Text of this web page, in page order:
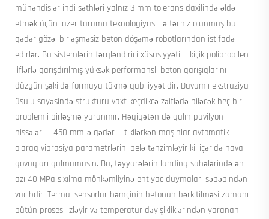
mühəndislər indi səthləri yalnız 3 mm tolerans daxilində əldə
etmək üçün lazer tarama texnologiyası ilə təchiz olunmuş bu
qədər gözəl birləşməsiz beton döşəmə robotlarından istifadə
edirlər. Bu sistemlərin fərqləndirici xüsusiyyəti — kiçik polipropilen
liflərlə qarışdırılmış yüksək performanslı beton qarışıqlarını
düzgün şəkildə formaya tökmə qabiliyyətidir. Davamlı ekstruziya
üsulu sayəsində strukturu vaxt keçdikcə zəiflədə biləcək heç bir
problemli birləşmə yaranmır. Həqiqətən də qalın pavilyon
hissələri — 450 mm-ə qədər — tikilərkən maşınlar avtomatik
olaraq vibrasiya parametrlərini belə tənzimləyir ki, içəridə hava
qovuqları qalmamasın. Bu, təyyarələrin landinq sahələrində ən
azı 40 MPa sıxılma möhkəmliyinə ehtiyac duymaları səbəbindən
vacibdir. Termal sensorlar həmçinin betonun bərkitilməsi zamanı
bütün prosesi izləyir və temperatur dəyişikliklərindən yaranan